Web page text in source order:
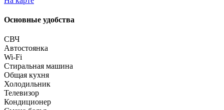
Основные удобства
СВЧ
Автостоянка
Wi-Fi
Стиральная машина
Общая кухня
Холодильник
Телевизор
Кондиционер